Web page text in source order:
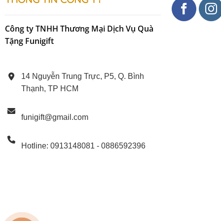
Công ty TNHH Thương Mại Dịch Vụ Quà
Tặng Funigift
14 Nguyễn Trung Trực, P5, Q. Bình
Thạnh, TP HCM
funigift@gmail.com
Hotline: 0913148081 - 0886592396
Sale
Bộ Tranh